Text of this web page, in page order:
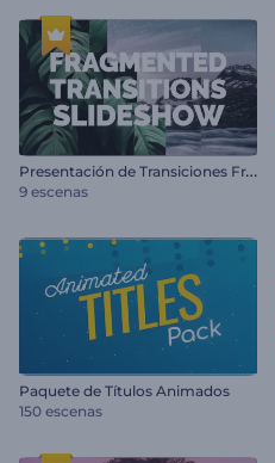
P
resentación de Transiciones Fragmentadas
9 escenas
Paquete de Títulos Animados
150 escenas